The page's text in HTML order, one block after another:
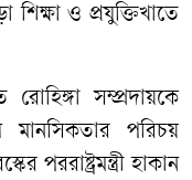
শিক্ষা ও প্রযুক্তিখাতে
সম্প্রদায়কে
মানসিকতার পরিচয়
পররাষ্ট্রমন্ত্রী হাকান